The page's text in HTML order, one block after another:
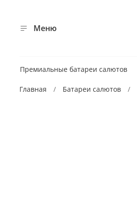
Меню
Премиальные батареи салютов
Главная Батареи салютов